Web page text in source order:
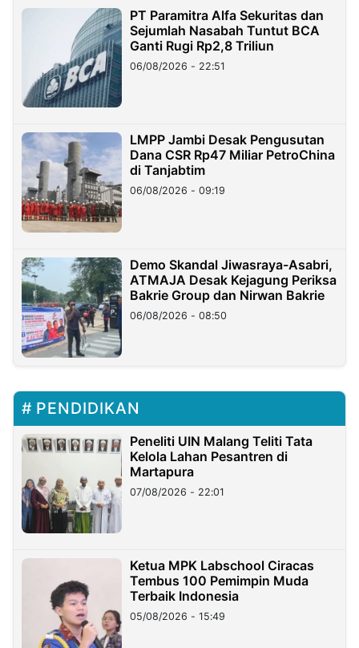
PT Paramitra Alfa Sekuritas dan
Sejumlah Nasabah Tuntut BCA
Ganti Rugi Rp2,8 Triliun
06/08/2026 - 22:51
LMPP Jambi Desak Pengusutan
Dana CSR Rp47 Miliar PetroChina
di Tanjabtim
06/08/2026 - 09:19
Demo Skandal Jiwasraya-Asabri,
ATMAJA Desak Kejagung Periksa
Bakrie Group dan Nirwan Bakrie
06/08/2026 - 08:50
PENDIDIKAN
Peneliti UIN Malang Teliti Tata
Kelola Lahan Pesantren di
Martapura
07/08/2026 - 22:01
Ketua MPK Labschool Ciracas
Tembus 100 Pemimpin Muda
Terbaik Indonesia
05/08/2026 - 15:49